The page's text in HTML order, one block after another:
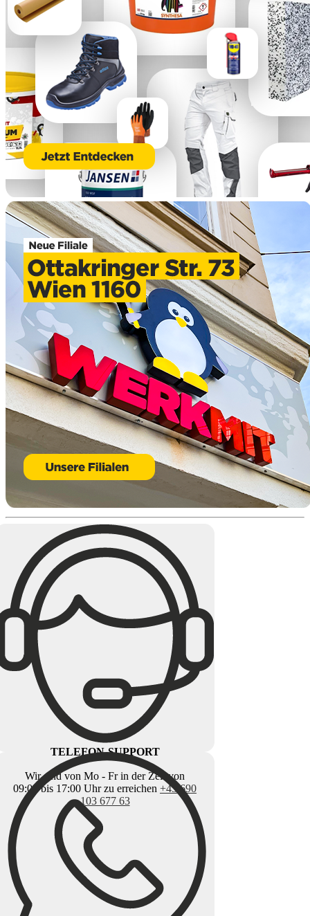
TELEFON-SUPPORT
Wir sind von Mo - Fr in der Zeit von
09:00 bis 17:00 Uhr zu erreichen +43 690
103 677 63